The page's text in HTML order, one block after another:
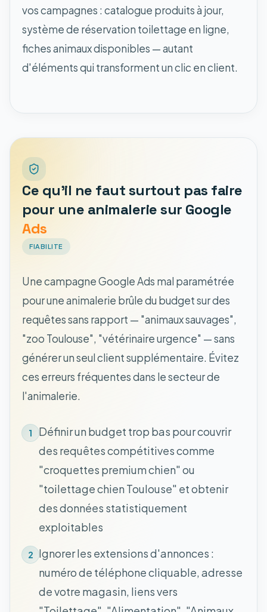
vos campagnes : catalogue produits à jour,
système de réservation toilettage en ligne,
fiches animaux disponibles — autant
d'éléments qui transforment un clic en client.
Ce qu'il ne faut surtout pas faire
pour une animalerie sur Google
Ads
FIABILITE
Une campagne Google Ads mal paramétrée
pour une animalerie brûle du budget sur des
requêtes sans rapport — "animaux sauvages",
"zoo Toulouse", "vétérinaire urgence" — sans
générer un seul client supplémentaire. Évitez
ces erreurs fréquentes dans le secteur de
l'animalerie.
1
Définir un budget trop bas pour couvrir
des requêtes compétitives comme
"croquettes premium chien" ou
"toilettage chien Toulouse" et obtenir
des données statistiquement
exploitables
2 Ignorer les extensions d'annonces :
numéro de téléphone cliquable, adresse
de votre magasin, liens vers